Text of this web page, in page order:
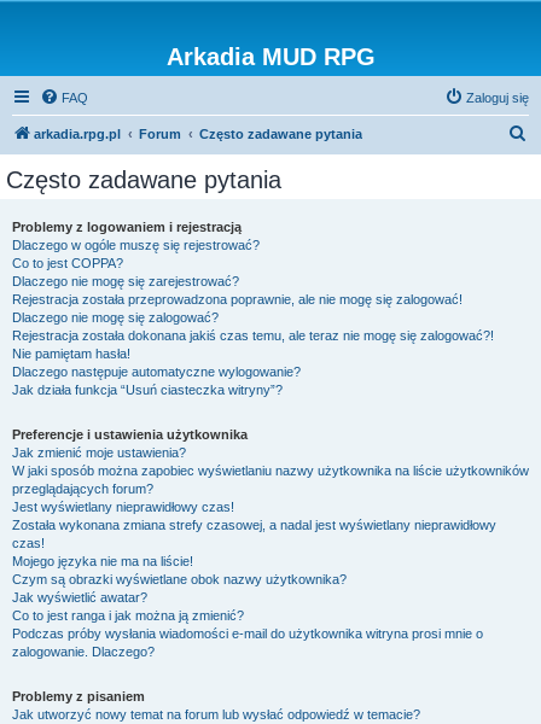
Arkadia MUD RPG
FAQ Zaloguj się
arkadia.rpg.pl Forum Często zadawane pytania
Często zadawane pytania
Problemy z logowaniem i rejestracją
Dlaczego w ogóle muszę się rejestrować?
Co to jest COPPA?
Dlaczego nie mogę się zarejestrować?
Rejestracja została przeprowadzona poprawnie, ale nie mogę się zalogować!
Dlaczego nie mogę się zalogować?
Rejestracja została dokonana jakiś czas temu, ale teraz nie mogę się zalogować?!
Nie pamiętam hasła!
Dlaczego następuje automatyczne wylogowanie?
Jak działa funkcja “Usuń ciasteczka witryny”?
Preferencje i ustawienia użytkownika
Jak zmienić moje ustawienia?
W jaki sposób można zapobiec wyświetlaniu nazwy użytkownika na liście użytkowników
przeglądających forum?
Jest wyświetlany nieprawidłowy czas!
Została wykonana zmiana strefy czasowej, a nadal jest wyświetlany nieprawidłowy
czas!
Mojego języka nie ma na liście!
Czym są obrazki wyświetlane obok nazwy użytkownika?
Jak wyświetlić awatar?
Co to jest ranga i jak można ją zmienić?
Podczas próby wysłania wiadomości e-mail do użytkownika witryna prosi mnie o
zalogowanie. Dlaczego?
Problemy z pisaniem
Jak utworzyć nowy temat na forum lub wysłać odpowiedź w temacie?